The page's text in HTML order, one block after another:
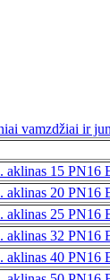
vamzdžiai ir
aklinas 15 PN16
aklinas 20 PN16
aklinas 25 PN16
aklinas 32 PN16
aklinas 40 PN16